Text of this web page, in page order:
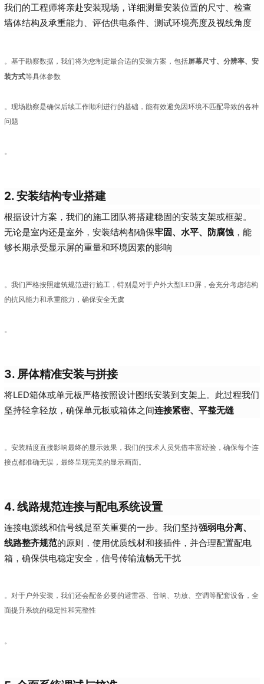
我们的工程师将亲赴安装现场，详细测量安装位置的尺寸、检查
墙体结构及承重能力、评估供电条件、测试环境亮度及视线角度
。基于勘察数据，我们将为您制定最合适的安装方案，包括屏幕尺寸、分辨率、安
装方式等具体参数
。现场勘察是确保后续工作顺利进行的基础，能有效避免因环境不匹配导致的各种
问题
。
2. 安装结构专业搭建
根据设计方案，我们的施工团队将搭建稳固的安装支架或框架。
无论是室内还是室外，安装结构都确保牢固、水平、防腐蚀，能
够长期承受显示屏的重量和环境因素的影响
。我们严格按照建筑规范进行施工，特别是对于户外大型LED屏，会充分考虑结构
的抗风能力和承重能力，确保安全无虞
。
3. 屏体精准安装与拼接
将LED箱体或单元板严格按照设计图纸安装到支架上。此过程我们
坚持轻拿轻放，确保单元板或箱体之间连接紧密、平整无缝
。安装精度直接影响最终的显示效果，我们的技术人员凭借丰富经验，确保每个连
接点都准确无误，最终呈现完美的显示画面。
4. 线路规范连接与配电系统设置
连接电源线和信号线是至关重要的一步。我们坚持强弱电分离、
线路整齐规范的原则，使用优质线材和接插件，并合理配置配电
箱，确保供电稳定安全，信号传输流畅无干扰
。对于户外安装，我们还会配备必要的避雷器、音响、功放、空调等配套设备，全
面提升系统的稳定性和完整性
。